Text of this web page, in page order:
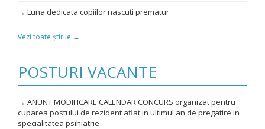
→ Luna dedicata copiilor nascuti prematur
Vezi toate știrile →
POSTURI VACANTE
→ ANUNT MODIFICARE CALENDAR CONCURS organizat pentru
cuparea postului de rezident aflat in ultimul an de pregatire in
specialitatea psihiatrie